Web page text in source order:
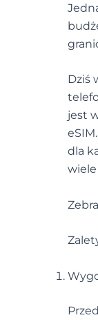
Dziś
jest
dla
wiele